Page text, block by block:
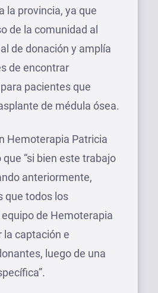
la provincia, ya que
de la comunidad al
de donación y amplía
de encontrar
pacientes que
de médula ósea.
Hemoterapia Patricia
“si bien este trabajo
anteriormente,
que todos los
de Hemoterapia
la captación e
luego de una